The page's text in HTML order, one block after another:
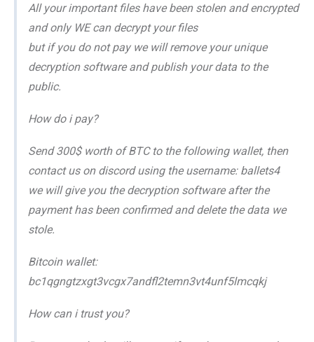
All your important files have been stolen and encrypted
and only WE can decrypt your files
but if you do not pay we will remove your unique
decryption software and publish your data to the
public.
How do i pay?
Send 300$ worth of BTC to the following wallet, then
contact us on discord using the username: ballets4
we will give you the decryption software after the
payment has been confirmed and delete the data we
stole.
Bitcoin wallet:
bc1qgngtzxgt3vcgx7andfl2temn3vt4unf5lmcqkj
How can i trust you?